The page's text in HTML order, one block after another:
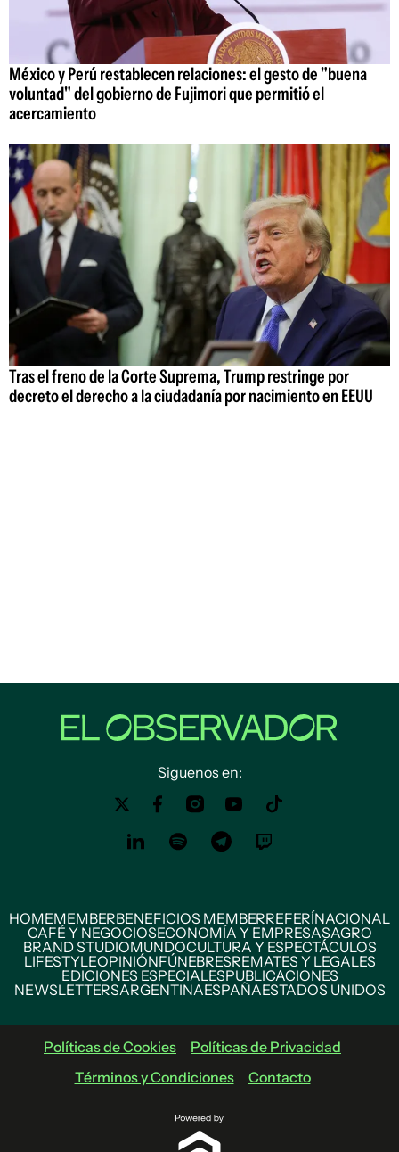
México y Perú restablecen relaciones: el gesto de "buena
voluntad" del gobierno de Fujimori que permitió el
acercamiento
Tras el freno de la Corte Suprema, Trump restringe por
decreto el derecho a la ciudadanía por nacimiento en EEUU
Siguenos en:
HOMEMEMBERBENEFICIOS MEMBERREFERÍNACIONAL
CAFÉ Y NEGOCIOSECONOMÍA Y EMPRESASAGRO
BRAND STUDIOMUNDOCULTURA Y ESPECTÁCULOS
LIFESTYLEOPINIÓNFÚNEBRESREMATES Y LEGALES
EDICIONES ESPECIALESPUBLICACIONES
NEWSLETTERSARGENTINAESPAÑAESTADOS UNIDOS
Políticas de Cookies
Políticas de Privacidad
Términos y Condiciones
Contacto